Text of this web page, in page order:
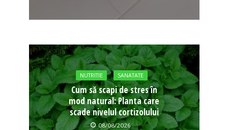
NUTRITIE SANATATE
Cum să scapi de stres în
mod natural: Planta care
scade nivelul cortizolului
08/08/2026